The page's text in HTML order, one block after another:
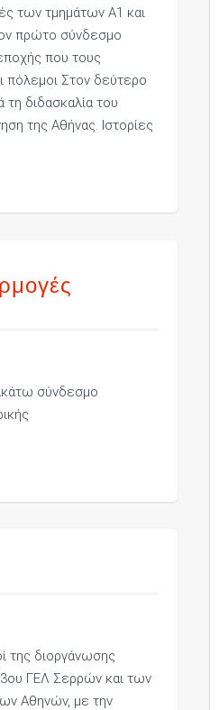
των τμημάτων Α1 και
πρώτο σύνδεσμο
που τους
πόλεμοι Στον δεύτερο
τη διδασκαλία του
της Αθήνας. Ιστορίες
σύνδεσμο
της διοργάνωσης
ΓΕΛ Σερρών και των
Αθηνών, με την